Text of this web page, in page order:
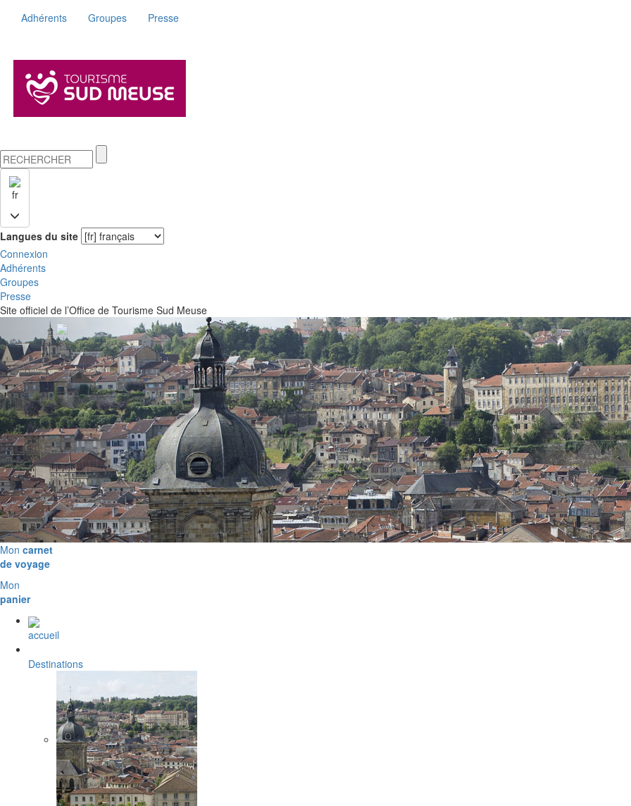
Adhérents Groupes Presse
fr
Langues du site
Connexion
Adhérents
Groupes
Presse
Site officiel de l’Office de Tourisme Sud Meuse
Previous
Mon carnet
de voyage
Mon
panier
accueil
Destinations